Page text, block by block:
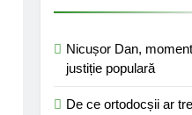
Nicușor Dan,
justiție populară
De ce ortodocșii ar